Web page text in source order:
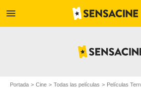
menu
Portada Cine Todas las películas Películas